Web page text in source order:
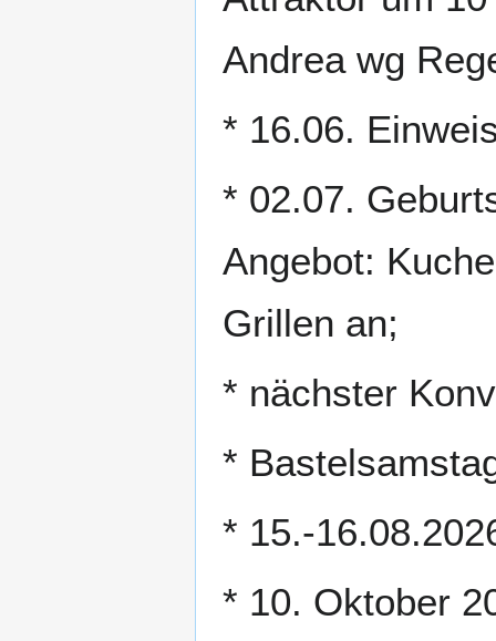
Andrea wg
* 16.06.
* 02.07.
Angebot:
Grillen an;
* nächster
*
* 15.-
* 10. Oktober